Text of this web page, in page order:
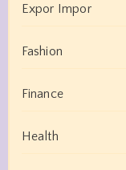
Expor Impor
Fashion
Finance
Health